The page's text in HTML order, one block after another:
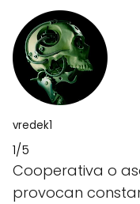
vredek1
1/5
Cooperativa o
provocan